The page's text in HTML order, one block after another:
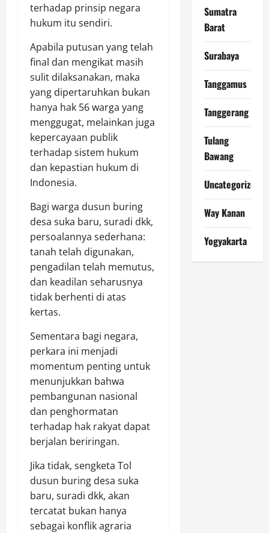
terhadap prinsip negara
hukum itu sendiri.
Apabila putusan yang telah
final dan mengikat masih
sulit dilaksanakan, maka
yang dipertaruhkan bukan
hanya hak 56 warga yang
menggugat, melainkan juga
kepercayaan publik
terhadap sistem hukum
dan kepastian hukum di
Indonesia.
Bagi warga dusun buring
desa suka baru, suradi dkk,
persoalannya sederhana:
tanah telah digunakan,
pengadilan telah memutus,
dan keadilan seharusnya
tidak berhenti di atas
kertas.
Sementara bagi negara,
perkara ini menjadi
momentum penting untuk
menunjukkan bahwa
pembangunan nasional
dan penghormatan
terhadap hak rakyat dapat
berjalan beriringan.
Jika tidak, sengketa Tol
dusun buring desa suka
baru, suradi dkk, akan
tercatat bukan hanya
sebagai konflik agraria
Sumatra
Barat
Surabaya
Tanggamus
Tanggerang
Tulang
Bawang
Uncategorized
Way Kanan
Yogyakarta